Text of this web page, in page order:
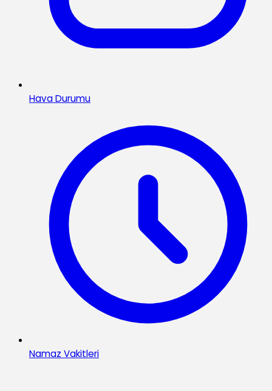
Hava Durumu
Namaz Vakitleri